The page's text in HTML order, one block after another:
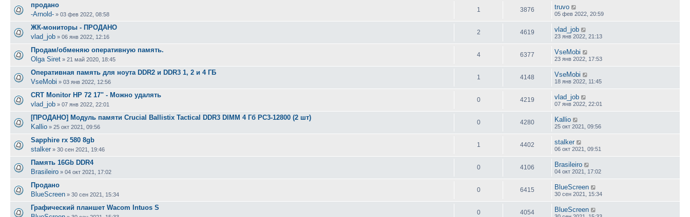
продано
-Arnold- » 03 фев 2022, 08:58
1 3876 truvo
05 фев 2022, 20:59
ЖК-мониторы - ПРОДАНО
vlad_job » 06 янв 2022, 12:16
2 4619 vlad_job
23 янв 2022, 21:13
Продам/обменяю оперативную память.
Olga Siret » 21 май 2020, 18:45
4 6377 VseMobi
23 янв 2022, 17:53
Оперативная память для ноута DDR2 и DDR3 1, 2 и 4 ГБ
VseMobi » 03 янв 2022, 12:56
1 4148 VseMobi
18 янв 2022, 11:45
CRT Monitor HP 72 17" - Можно удалять
vlad_job » 07 янв 2022, 22:01
0 4219 vlad_job
07 янв 2022, 22:01
[ПРОДАНО] Модуль памяти Crucial Ballistix Tactical DDR3 DIMM 4 Гб PC3-12800 (2 шт)
Kallio » 25 окт 2021, 09:56
0 4280 Kallio
25 окт 2021, 09:56
Sapphire rx 580 8gb
stalker » 30 сен 2021, 19:46
1 4402 stalker
06 окт 2021, 09:51
Память 16Gb DDR4
Brasileiro » 04 окт 2021, 17:02
0 4106 Brasileiro
04 окт 2021, 17:02
Продано
BlueScreen » 30 сен 2021, 15:34
0 6415 BlueScreen
30 сен 2021, 15:34
Графический планшет Wacom Intuos S
0 4054 BlueScreen